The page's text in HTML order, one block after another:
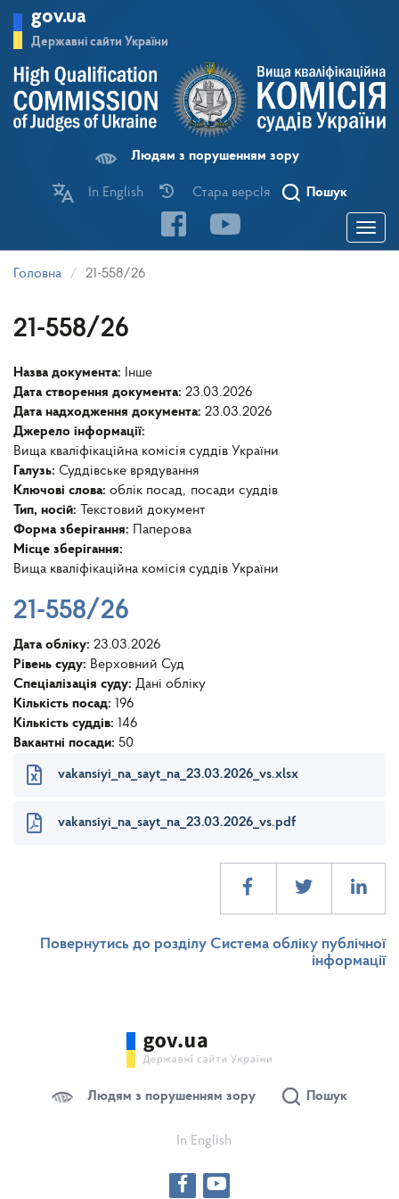
основного
матеріалу
gov.ua
Державні сайти України
Людям з порушенням зору
In English Стара версІя Пошук
Toggle
Головна 21-558/26
21-558/26
Назва документа:
Інше
Дата створення документа: 23.03.2026
Дата надходження документа: 23.03.2026
Джерело інформації:
Вища кваліфікаційна комісія суддів України
Галузь: Суддівське врядування
Ключові слова: облік посад
посади суддів
Тип, носій:
Текстовий документ
Форма зберігання:
Паперова
Місце зберігання:
Вища кваліфікаційна комісія суддів України
21-558/26
Дата обліку: 23.03.2026
Рівень суду: Верховний Суд
Спеціалізація суду: Дані обліку
Кількість посад: 196
Кількість суддів: 146
Вакантні посади: 50
vakansiyi_na_sayt_na_23.03.2026_vs.xlsx
vakansiyi_na_sayt_na_23.03.2026_vs.pdf
Повернутись до розділу Система обліку публічної
інформації
Людям з порушенням зору Пошук
In English